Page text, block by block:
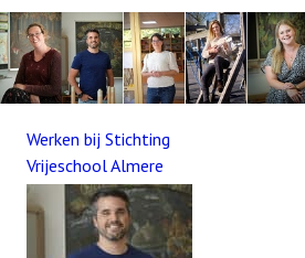
Werken bij Stichting
Vrijeschool Almere